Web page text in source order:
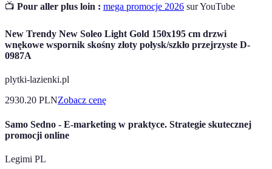
📺 Pour aller plus loin : mega promocje 2026 sur YouTube
New Trendy New Soleo Light Gold 150x195 cm drzwi
wnękowe wspornik skośny złoty połysk/szkło przejrzyste D-
0987A
plytki-lazienki.pl
2930.20 PLNZobacz cenę
Samo Sedno - E-marketing w praktyce. Strategie skutecznej
promocji online
Legimi PL